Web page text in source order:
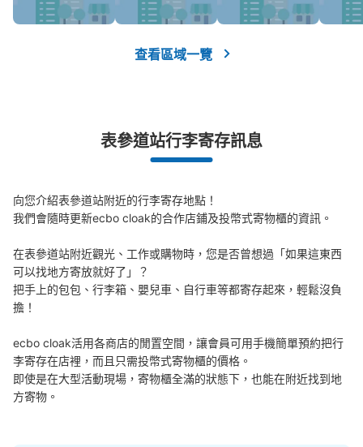
可保管的行李數
大的:2/ ¥700中等的:6/ ¥500小的:31/ ¥400
表参道コインロッカー
本日營業時間:05:05〜00:25
メトロ各線より改札を抜けてB1出口へ向かうと、途中の通
查看區域一覽
表參道站行李寄存訊息
向您介紹表參道站附近的行李寄存地點！
我們會隨時更新ecbo cloak的合作店鋪及投幣式寄物櫃的資訊。
在表參道站附近觀光、工作或購物時，您是否曾想過「如果這東西
可以找地方寄放就好了」？
把手上的包包、行李箱、嬰兒車、自行車等都寄存起來，輕鬆沒負
擔！
ecbo cloak活用各商店的閒置空間，讓會員可用手機簡單預約把行
李寄存在店裡，而且只需投幣式寄物櫃的價格。
即使是在大型活動現場，寄物櫃全滿的狀態下，也能在附近找到地
方寄物。